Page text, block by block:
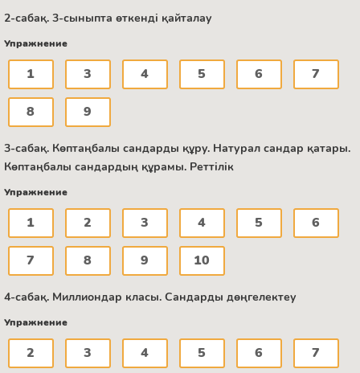
2-сабақ. 3-сыныпта өткенді қайталау
Упражнение
1 3 4 5 6 7
8 9
3-сабақ. Көптаңбалы сандарды құру. Натурал сандар қатары.
Көптаңбалы сандардың құрамы. Реттілік
Упражнение
1 2 3 4 5 6
7 8 9 10
4-сабақ. Миллиондар класы. Сандарды дөңгелектеу
Упражнение
2 3 4 5 6 7